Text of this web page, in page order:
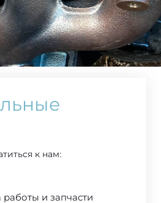
к нам:
работы и запчасти